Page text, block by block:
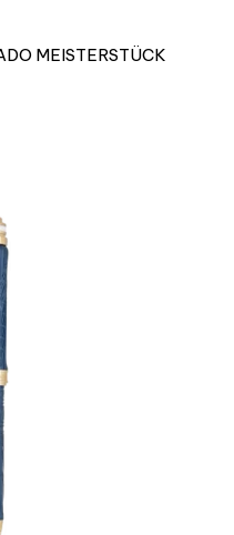
MEISTERSTÜCK